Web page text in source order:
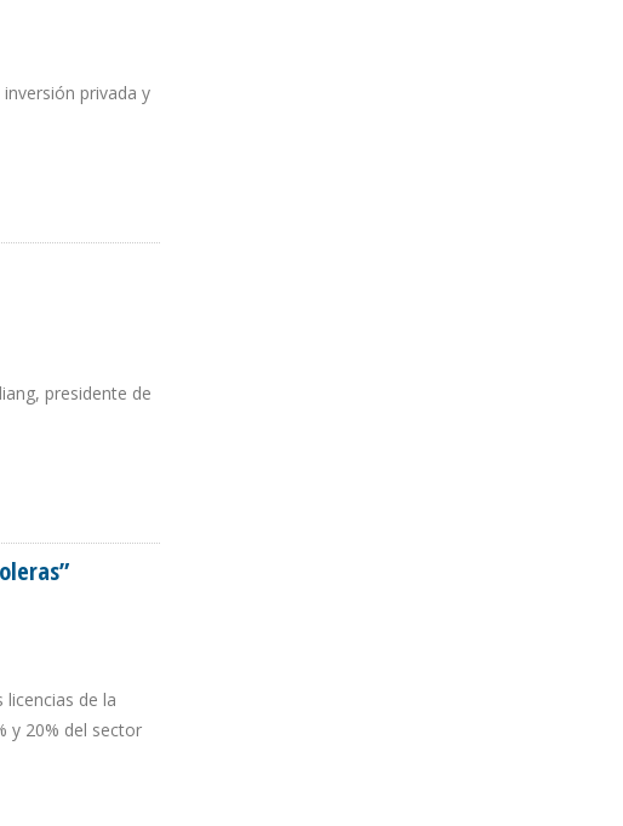
privada y
presidente de
de la
y 20% del sector